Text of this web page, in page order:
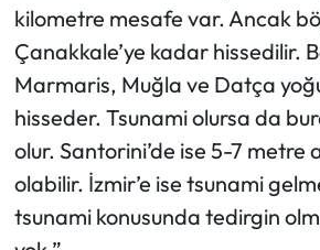
kilometre mesafe var. Ancak
Çanakkale’ye kadar hissedilir.
Marmaris, Muğla ve Datça
hisseder. Tsunami olursa da
olur. Santorini’de ise 5-7 metre
olabilir. İzmir’e ise tsunami
tsunami konusunda tedirgin